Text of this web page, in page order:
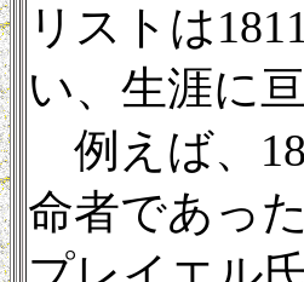
リストは
い、生涯に
例えば、
命者であっ